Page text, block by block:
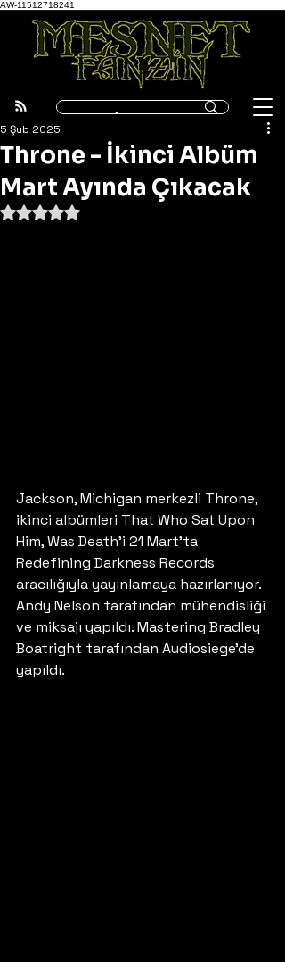
AW-11512718241
Throne - İkinci Albüm
Mart Ayında Çıkacak
5 Şub 2025
5 üzerinden NaN yıldız
Jackson, Michigan merkezli Throne,
ikinci albümleri That Who Sat Upon
Him, Was Death'i 21 Mart'ta
Redefining Darkness Records
aracılığıyla yayınlamaya hazırlanıyor.
Andy Nelson tarafından mühendisliği
ve miksajı yapıldı. Mastering Bradley
Boatright tarafından Audiosiege'de
yapıldı.